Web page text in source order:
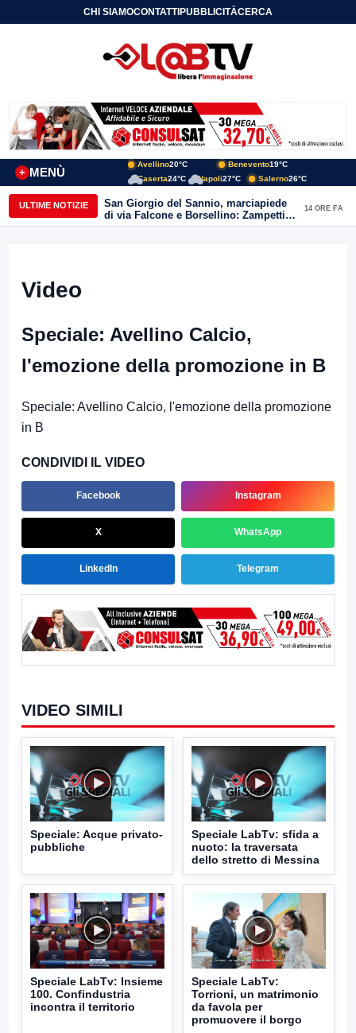
CHI SIAMOCONTATTIPUBBLICITÀCERCA
MENÙ
+
Avellino20°C Benevento19°C
Caserta24°C Napoli27°C Salerno26°C
ULTIME NOTIZIE
San Giorgio del Sannio, marciapiede
di via Falcone e Borsellino: Zampetti e
Lombardi replicano alle polemiche
14 ORE FA
Video
Speciale: Avellino Calcio,
l'emozione della promozione in B
Speciale: Avellino Calcio, l'emozione della promozione
in B
CONDIVIDI IL VIDEO
Facebook Instagram
X WhatsApp
LinkedIn Telegram
VIDEO SIMILI
Speciale: Acque privato-
pubbliche
Speciale LabTv: sfida a
nuoto: la traversata
dello stretto di Messina
Speciale LabTv: Insieme
100. Confindustria
incontra il territorio
Speciale LabTv:
Torrioni, un matrimonio
da favola per
promuovere il borgo